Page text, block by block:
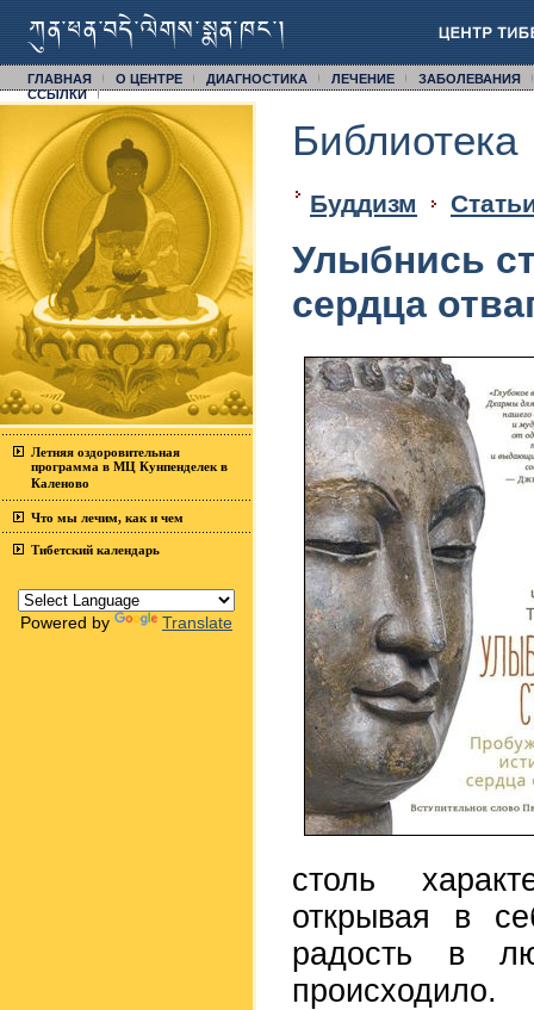
ГЛАВНАЯ О ЦЕНТРЕ ДИАГНОСТИКА ЛЕЧЕНИЕ
ЗАБОЛЕВАНИЯ
CСЫЛКИ
Летняя оздоровительная
программа в МЦ Кунпенделек в
Каленово
Что мы лечим, как и чем
Тибетский календарь
Powered by Translate
Библиотека
Буддизм
Улыбнись
сердца
столь
открывая в
радость в
происходило.